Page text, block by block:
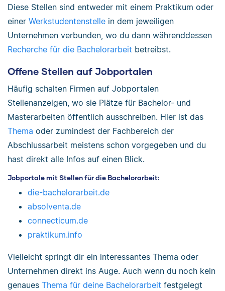
Diese Stellen sind entweder mit einem Praktikum oder
einer Werkstudentenstelle in dem jeweiligen
Unternehmen verbunden, wo du dann währenddessen
Recherche für die Bachelorarbeit betreibst.
Offene Stellen auf Jobportalen
Häufig schalten Firmen auf Jobportalen
Stellenanzeigen, wo sie Plätze für Bachelor- und
Masterarbeiten öffentlich ausschreiben. Hier ist das
Thema oder zumindest der Fachbereich der
Abschlussarbeit meistens schon vorgegeben und du
hast direkt alle Infos auf einen Blick.
Jobportale mit Stellen für die Bachelorarbeit:
die-bachelorarbeit.de
absolventa.de
connecticum.de
praktikum.info
Vielleicht springt dir ein interessantes Thema oder
Unternehmen direkt ins Auge. Auch wenn du noch kein
genaues Thema für deine Bachelorarbeit festgelegt